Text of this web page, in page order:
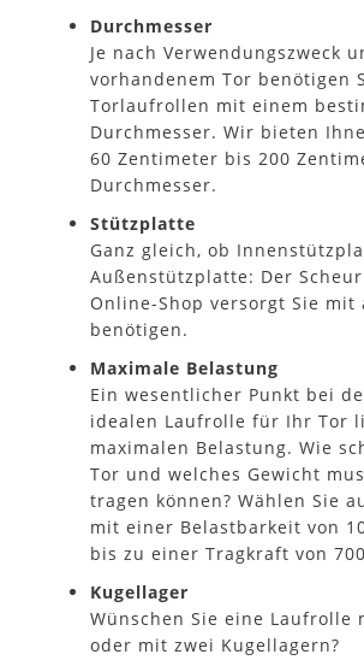
Durchmesser
Je nach Verwendungszweck
vorhandenem Tor benötigen
Torlaufrollen mit einem
Durchmesser. Wir bieten
60 Zentimeter bis 200
Durchmesser.
Stützplatte
Ganz gleich, ob
Außenstützplatte: Der
Online-Shop versorgt Sie mit
benötigen.
Maximale Belastung
Ein wesentlicher Punkt bei
idealen Laufrolle für Ihr Tor
maximalen Belastung. Wie
Tor und welches Gewicht
tragen können? Wählen Sie
mit einer Belastbarkeit von
bis zu einer Tragkraft von
Kugellager
Wünschen Sie eine Laufrolle
oder mit zwei Kugellagern?